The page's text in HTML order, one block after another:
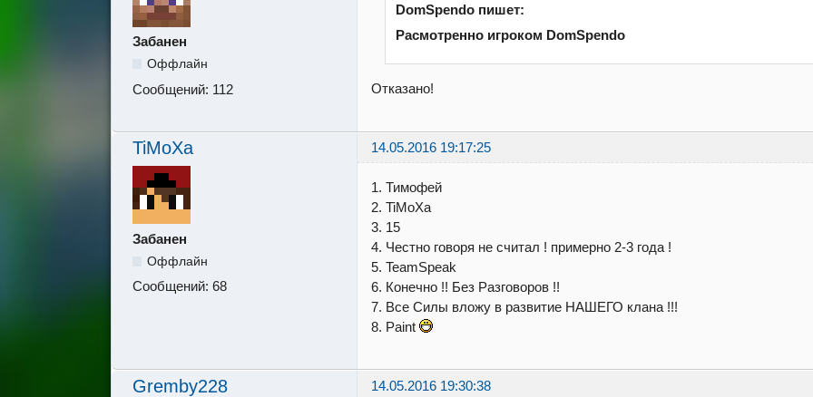
Забанен
Оффлайн
Сообщений: 112
DomSpendo пишет:
Расмотренно игроком DomSpendo
Отказано!
TiMoXa 14.05.2016 19:17:25
Забанен
Оффлайн
Сообщений: 68
1. Тимофей
2. TiMoXa
3. 15
4. Честно говоря не считал ! примерно 2-3 года !
5. TeamSpeak
6. Конечно !! Без Разговоров !!
7. Все Силы вложу в развитие НАШЕГО клана !!!
8. Paint
Gremby228 14.05.2016 19:30:38